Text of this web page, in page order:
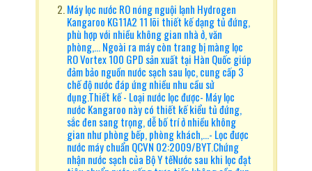
Máy lọc nước RO nóng nguội lạnh Hydrogen
Kangaroo KG11A2 11 lõi thiết kế dạng tủ đứng,
phù hợp với nhiều không gian nhà ở, văn
phòng,... Ngoài ra máy còn trang bị màng lọc
RO Vortex 100 GPD sản xuất tại Hàn Quốc giúp
đảm bảo nguồn nước sạch sau lọc, cung cấp 3
chế độ nước đáp ứng nhiều nhu cầu sử
dụng.Thiết kế - Loại nước lọc được- Máy lọc
nước Kangaroo này có thiết kế kiểu tủ đứng,
sắc đen sang trọng, dễ bố trí ở nhiều không
gian như phòng bếp, phòng khách,...- Lọc được
nước máy chuẩn QCVN 02:2009/BYT.Chứng
nhận nước sạch của Bộ Y tếNước sau khi lọc đạt